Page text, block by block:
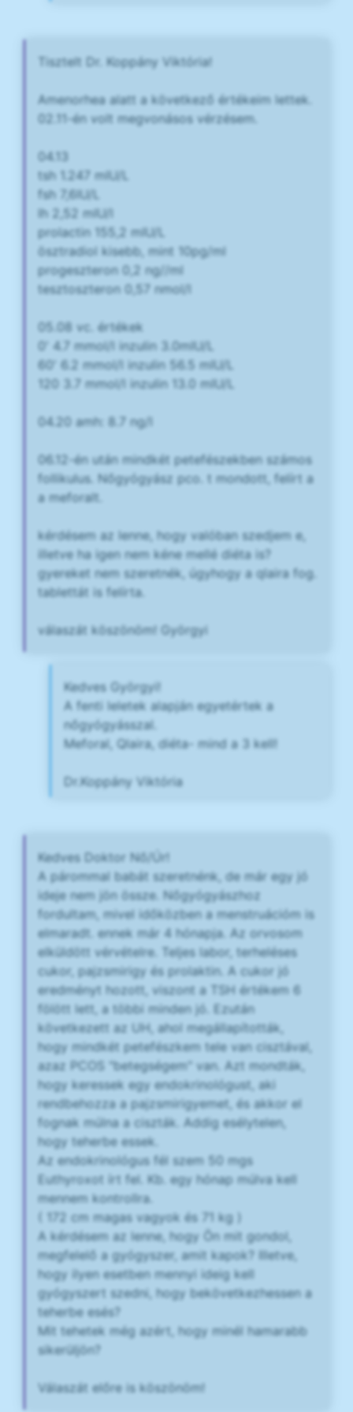
Tisztelt Dr. Koppány Viktória!
Amenorhea alatt a következő értékeim lettek.
02.11-én volt megvonásos vérzésem.
04.13
tsh 1.247 mIU/L
fsh 7,6IU/L
lh 2,52 mIU/l
prolactin 155,2 mIU/L
ösztradiol kisebb, mint 10pg/ml
progeszteron 0,2 ng//ml
tesztoszteron 0,57 nmol/l
05.08 vc. értékek
0' 4.7 mmol/l inzulin 3.0mIU/L
60' 6.2 mmol/l inzulin 56.5 mIU/L
120 3.7 mmol/l inzulin 13.0 mIU/L
04.20 amh: 8.7 ng/l
06.12-én után mindkét petefészekben számos
follikulus. Nőgyógyász pco. t mondott, felírt a
a meforalt.
kérdésem az lenne, hogy valóban szedjem e,
illetve ha igen nem kéne mellé diéta is?
gyereket nem szeretnék, úgyhogy a qlaira fog.
tablettát is felírta.
válaszát köszönöm! Györgyi
Kedves Györgyi!
A fenti leletek alapján egyetértek a
nőgyógyásszal.
Meforal, Qlaira, diéta- mind a 3 kell!
Dr.Koppány Viktória
Kedves Doktor Nő/Úr!
A párommal babát szeretnénk, de már egy jó
ideje nem jön össze. Nőgyógyászhoz
fordultam, mivel időközben a menstruációm is
elmaradt. ennek már 4 hónapja. Az orvosom
elküldött vérvételre. Teljes labor, terheléses
cukor, pajzsmirigy és prolaktin. A cukor jó
eredményt hozott, viszont a TSH értékem 6
fölött lett, a többi minden jó. Ezután
következett az UH, ahol megállapították,
hogy mindkét petefészkem tele van cisztával,
azaz PCOS "betegségem" van. Azt mondták,
hogy keressek egy endokrinológust, aki
rendbehozza a pajzsmirigyemet, és akkor el
fognak múlna a ciszták. Addig esélytelen,
hogy teherbe essek.
Az endokrinológus fél szem 50 mgs
Euthyroxot írt fel. Kb. egy hónap múlva kell
mennem kontrollra.
( 172 cm magas vagyok és 71 kg )
A kérdésem az lenne, hogy Ön mit gondol,
megfelelő a gyógyszer, amit kapok? Illetve,
hogy ilyen esetben mennyi ideig kell
gyógyszert szedni, hogy bekövetkezhessen a
teherbe esés?
Mit tehetek még azért, hogy minél hamarabb
sikerüljön?
Válaszát előre is köszönöm!